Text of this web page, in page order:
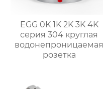
EGG 0K 1K 2K 3K 4K
серия 304 круглая
водонепроницаемая
розетка